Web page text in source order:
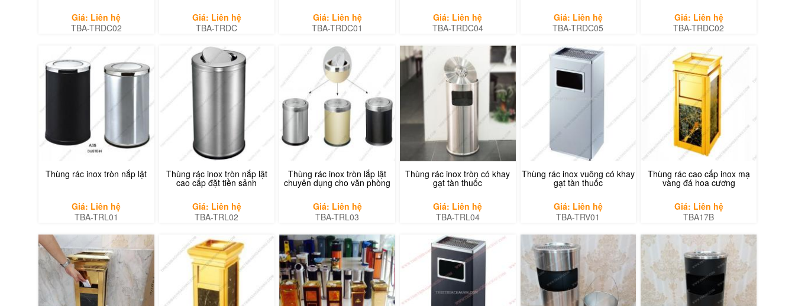
Giá: Liên hệ
TBA-TRDC02
Giá: Liên hệ
TBA-TRDC
Giá: Liên hệ
TBA-TRDC01
Giá: Liên hệ
TBA-TRDC04
Giá: Liên hệ
TBA-TRDC05
Giá: Liên hệ
TBA-TRDC02
Thùng rác inox tròn nắp lật
Giá: Liên hệ
TBA-TRL01
Thùng rác inox tròn nắp lật
cao cấp đặt tiền sảnh
Giá: Liên hệ
TBA-TRL02
Thùng rác inox tròn lắp lật
chuyên dụng cho văn phòng
Giá: Liên hệ
TBA-TRL03
Thùng rác inox tròn có khay
gạt tàn thuốc
Giá: Liên hệ
TBA-TRL04
Thùng rác inox vuông có khay
gạt tàn thuốc
Giá: Liên hệ
TBA-TRV01
Thùng rác cao cấp inox mạ
vàng đá hoa cương
Giá: Liên hệ
TBA17B